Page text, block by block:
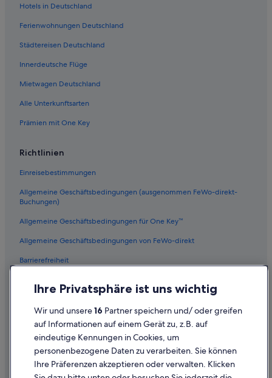
Independent Hotels in Stuttgart
Luxus in Baden-Württemberg
Hotels in Deutschland
Ferienwohnungen Deutschland
Städtereisen Deutschland
Innerdeutsche Flüge
Mietwagen Deutschland
Alle Unterkunftsarten
Prämien mit One Key
Richtlinien
Einreisebestimmungen
Allgemeine Geschäftsbedingungen (ausgenommen FeWo-direkt-
Buchungen)
Allgemeine Geschäftsbedingungen für One Key™
Allgemeine Geschäftsbedingungen von FeWo-direkt
Barrierefreiheit
Inhaltsrichtlinien und Melden von Inhalten
Hilfe
Ihre Privatsphäre ist uns wichtig
Wir und unsere16 Partner speichern und/ oder greifen
auf Informationen auf einem Gerät zu, z.B. auf
eindeutige Kennungen in Cookies, um
personenbezogene Daten zu verarbeiten. Sie können
Ihre Präferenzen akzeptieren oder verwalten. Klicken